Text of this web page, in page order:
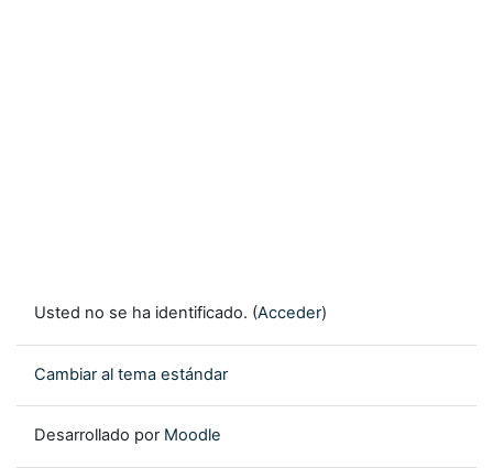
Usted no se ha identificado. (Acceder)
Cambiar al tema estándar
Desarrollado por Moodle